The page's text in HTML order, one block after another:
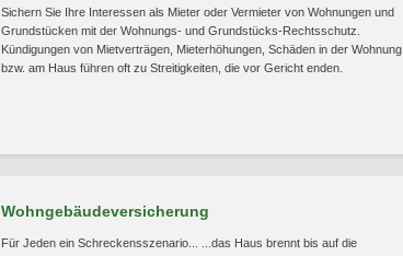
Sichern Sie Ihre Interessen als Mieter oder Vermieter von Wohnungen und
Grundstücken mit der Wohnungs- und Grundstücks-Rechtsschutz.
Kündigungen von Mietverträgen, Mieterhöhungen, Schäden in der Wohnung
bzw. am Haus führen oft zu Streitigkeiten, die vor Gericht enden.
Wohngebäudeversicherung
Für Jeden ein Schreckensszenario... ...das Haus brennt bis auf die